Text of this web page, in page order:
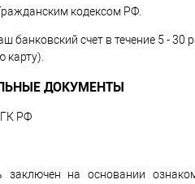
кодексом РФ.
банковский счет в течение 5 - 30
карту).
ДОКУМЕНТЫ
ГК РФ
на основании